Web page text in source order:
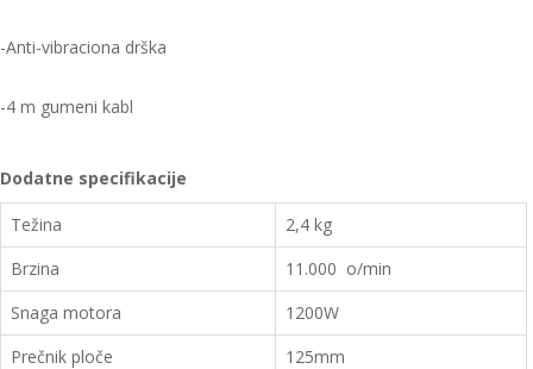
-Anti-vibraciona drška
-4 m gumeni kabl
Dodatne specifikacije
Težina
2,4 kg
Brzina
11.000 o/min
Snaga motora
1200W
Prečnik ploče
125mm